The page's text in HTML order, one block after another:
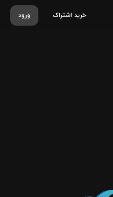
ورود خرید اشتراک